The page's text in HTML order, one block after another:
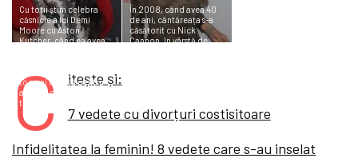
Cu toții știm celebra
căsnicie a lui Demi
Moore cu Aston
Kutcher, când ea avea
tocmai ușoară pentru
actriță, care se afla la a
treia căsătorie.
În 2008, când avea 40
de ani, cântăreața s-a
căsătorit cu Nick
Cannon, în vârstă de…
C
itește și:
7 vedete cu divorțuri costisitoare
Infidelitatea la feminin! 8 vedete care s-au inselat